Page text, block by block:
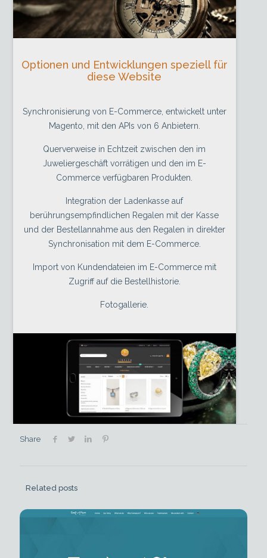
Optionen und Entwicklungen speziell für
diese Website
Synchronisierung von E-Commerce, entwickelt unter
Magento, mit den APIs von 6 Anbietern.
Querverweise in Echtzeit zwischen den im
Juweliergeschäft vorrätigen und den im E-
Commerce verfügbaren Produkten.
Integration der Ladenkasse auf
berührungsempfindlichen Regalen mit der Kasse
und der Bestellannahme aus den Regalen in direkter
Synchronisation mit dem E-Commerce.
Import von Kundendateien im E-Commerce mit
Zugriff auf die Bestellhistorie.
Fotogallerie.
Share
Related posts